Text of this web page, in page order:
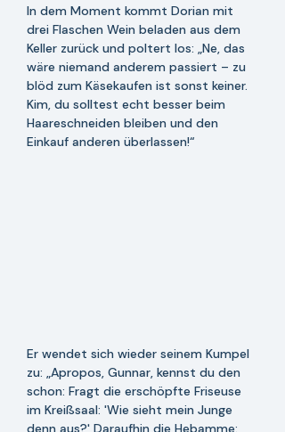
In dem Moment kommt Dorian mit
drei Flaschen Wein beladen aus dem
Keller zurück und poltert los: „Ne, das
wäre niemand anderem passiert – zu
blöd zum Käsekaufen ist sonst keiner.
Kim, du solltest echt besser beim
Haareschneiden bleiben und den
Einkauf anderen überlassen!“
Er wendet sich wieder seinem Kumpel
zu: „Apropos, Gunnar, kennst du den
schon: Fragt die erschöpfte Friseuse
im Kreißsaal: 'Wie sieht mein Junge
denn aus?' Daraufhin die Hebamme: